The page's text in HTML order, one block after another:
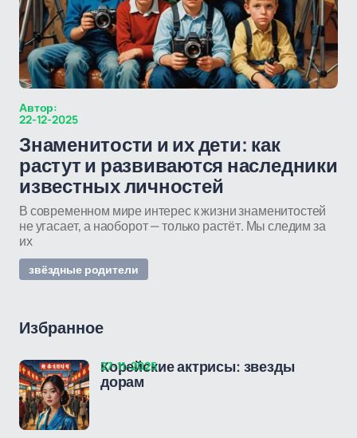
Автор:
22-12-2025
Знаменитости и их дети: как
растут и развиваются наследники
известных личностей
В современном мире интерес к жизни знаменитостей
не угасает, а наоборот — только растёт. Мы следим за
их
звёздные родители
Избранное
Корейские актрисы: звезды
дорам
27-11-2025